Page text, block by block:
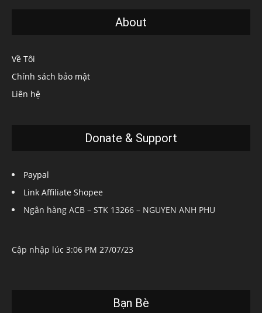
About
Về Tôi
Chính sách bảo mật
Liên hệ
Donate & Support
Paypal
Link Affiliate Shopee
Ngân hàng ACB – STK 13266 – NGUYEN ANH PHU
Cập nhập lúc 3:06 PM 27/07/23
Bạn Bè